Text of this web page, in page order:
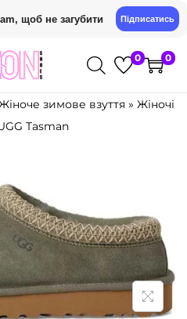
щоб не загубити Підписатись
П
е
т
и
н
а
П
е
т
и
в
м
0 0
зимове взуття » Жіночі
Tasman